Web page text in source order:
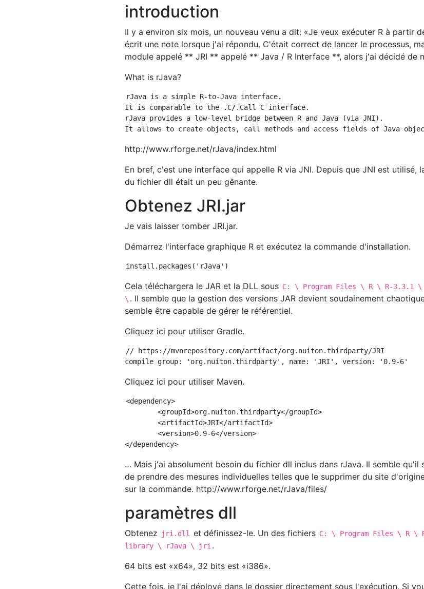
introduction
Il y a environ six mois, un nouveau venu a dit: «Je veux exécuter R à partir
écrit une note lorsque j'ai répondu. C'était correct de lancer le processus,
module appelé ** JRI ** appelé ** Java / R Interface **, alors j'ai décidé de
What is rJava?
rJava is a simple R-to-Java interface.
It is comparable to the .C/.Call C interface.
rJava provides a low-level bridge between R and Java (via JNI).
http://www.rforge.net/rJava/index.html
En bref, c'est une interface qui appelle R via JNI. Depuis que JNI est utilisé,
du fichier dll était un peu gênante.
Obtenez JRI.jar
Je vais laisser tomber JRI.jar.
Démarrez l'interface graphique R et exécutez la commande d'installation.
Cela téléchargera le JAR et la DLL sous C: \ Program Files \ R \ R-3.3.1
\ . Il semble que la gestion des versions JAR devient soudainement
semble être capable de gérer le référentiel.
Cliquez ici pour utiliser Gradle.
// https://mvnrepository.com/artifact/org.nuiton.thirdparty/JRI
Cliquez ici pour utiliser Maven.
<dependency>
	<groupId>org.nuiton.thirdparty</groupId>
	<artifactId>JRI</artifactId>
	<version>0.9-6</version>
… Mais j'ai absolument besoin du fichier dll inclus dans rJava. Il semble qu'il
de prendre des mesures individuelles telles que le supprimer du site
sur la commande. http://www.rforge.net/rJava/files/
paramètres dll
Obtenez jri.dll et définissez-le. Un des fichiers C: \ Program Files \ R \
library \ rJava \ jri .
64 bits est «x64», 32 bits est «i386».
Cette fois, je l'ai déployé dans le dossier directement sous l'exécution. Si